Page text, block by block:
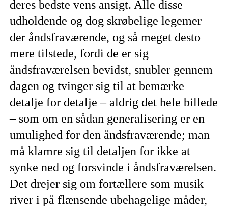
deres bedste vens ansigt. Alle disse
udholdende og dog skrøbelige legemer
der åndsfraværende, og så meget desto
mere tilstede, fordi de er sig
åndsfraværelsen bevidst, snubler gennem
dagen og tvinger sig til at bemærke
detalje for detalje – aldrig det hele billede
– som om en sådan generalisering er en
umulighed for den åndsfraværende; man
må klamre sig til detaljen for ikke at
synke ned og forsvinde i åndsfraværelsen.
Det drejer sig om fortællere som musik
river i på flænsende ubehagelige måder,